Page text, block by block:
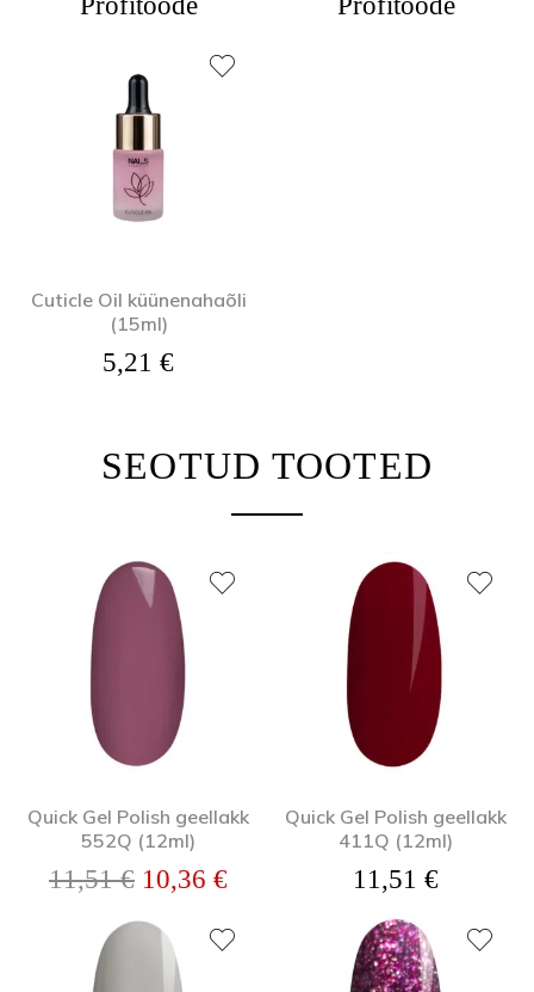
Cuticle Oil küünenahaõli
(15ml)
5,21 €
SEOTUD TOOTED
Quick Gel Polish geellakk
552Q (12ml)
11,51€ Algne hind oli: 11,51 €.
10,36 €Praegune hind on: 10,36 €.
Quick Gel Polish geellakk
411Q (12ml)
11,51 €